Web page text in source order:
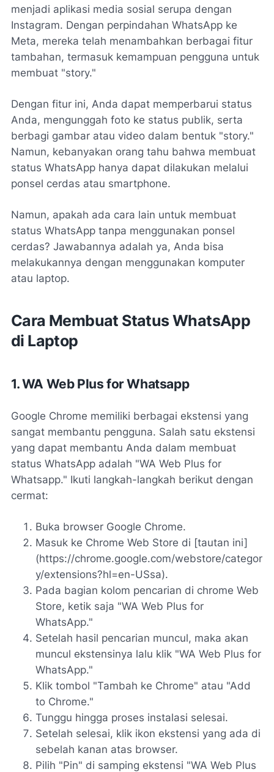
menjadi aplikasi media sosial serupa dengan
Instagram. Dengan perpindahan WhatsApp ke
Meta, mereka telah menambahkan berbagai fitur
tambahan, termasuk kemampuan pengguna untuk
membuat "story."
Dengan fitur ini, Anda dapat memperbarui status
Anda, mengunggah foto ke status publik, serta
berbagi gambar atau video dalam bentuk "story."
Namun, kebanyakan orang tahu bahwa membuat
status WhatsApp hanya dapat dilakukan melalui
ponsel cerdas atau smartphone.
Namun, apakah ada cara lain untuk membuat
status WhatsApp tanpa menggunakan ponsel
cerdas? Jawabannya adalah ya, Anda bisa
melakukannya dengan menggunakan komputer
atau laptop.
Cara Membuat Status WhatsApp
di Laptop
1. WA Web Plus for Whatsapp
Google Chrome memiliki berbagai ekstensi yang
sangat membantu pengguna. Salah satu ekstensi
yang dapat membantu Anda dalam membuat
status WhatsApp adalah "WA Web Plus for
Whatsapp." Ikuti langkah-langkah berikut dengan
cermat:
Buka browser Google Chrome.
Masuk ke Chrome Web Store di [tautan ini]
(https://chrome.google.com/webstore/categor
y/extensions?hl=en-USsa).
Pada bagian kolom pencarian di chrome Web
Store, ketik saja "WA Web Plus for
WhatsApp."
Setelah hasil pencarian muncul, maka akan
muncul ekstensinya lalu klik "WA Web Plus for
WhatsApp."
Klik tombol "Tambah ke Chrome" atau "Add
to Chrome."
Tunggu hingga proses instalasi selesai.
Setelah selesai, klik ikon ekstensi yang ada di
sebelah kanan atas browser.
Pilih "Pin" di samping ekstensi "WA Web Plus